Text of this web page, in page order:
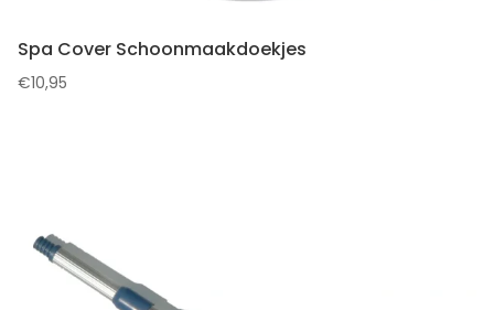
Spa Cover Schoonmaakdoekjes
€10,95